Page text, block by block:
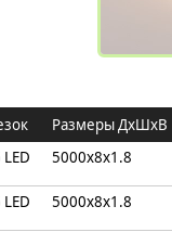
Размеры ДхШхВ
5000х8х1.8
5000х8х1.8